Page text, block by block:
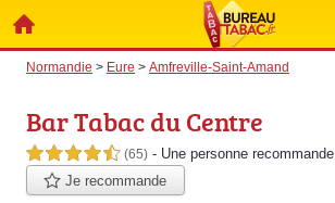
Normandie > Eure > Amfreville-Saint-Amand
Bar Tabac du Centre
4,5 étoiles sur 5 (65) - Une personne recommande
Je recommande